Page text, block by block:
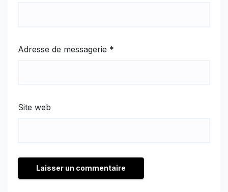
Adresse de messagerie *
Site web